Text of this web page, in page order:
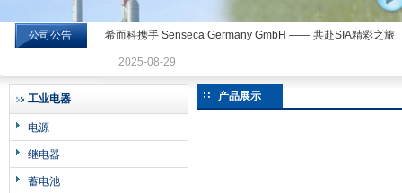
希而科工业控制设备有限公司
公司公告 希而科携手 Senseca Germany GmbH —— 共赴SIA精彩之旅
2025-08-29
工业电器
电源
继电器
蓄电池
产品展示